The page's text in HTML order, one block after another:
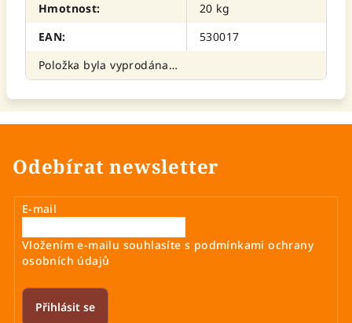
Hmotnost:
20 kg
EAN:
530017
Položka byla vyprodána…
Odebírat newsletter
E-mail
Vložením e-mailu souhlasíte s podmínkami ochrany
osobních údajů
Přihlásit se